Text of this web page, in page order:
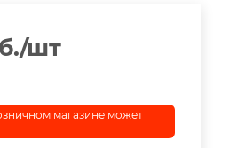
/шт
магазине может